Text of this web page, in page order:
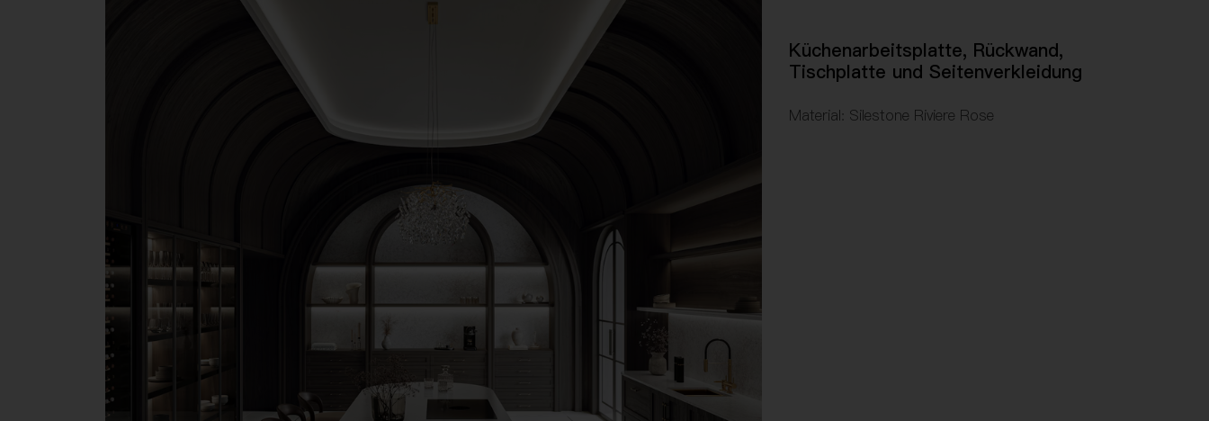
Küchenarbeitsplatte, Rückwand,
Tischplatte und Seitenverkleidung
Material: Silestone Riviere Rose